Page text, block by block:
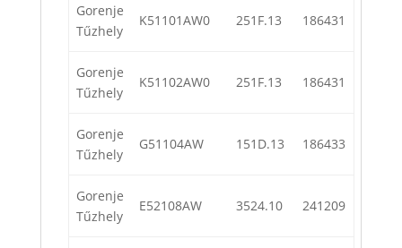
Gorenje
Tűzhely
K51101AW0 251F.13 186431
Gorenje
Tűzhely
K51102AW0 251F.13 186431
Gorenje
Tűzhely
G51104AW 151D.13 186433
Gorenje
Tűzhely
E52108AW 3524.10 241209